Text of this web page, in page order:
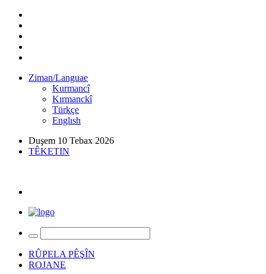
Ziman/Languae
Kurmancî
Kırmanckî
Türkçe
Englısh
Duşem 10 Tebax 2026
TÊKETIN
RÛPELA PÊŞÎN
ROJANE